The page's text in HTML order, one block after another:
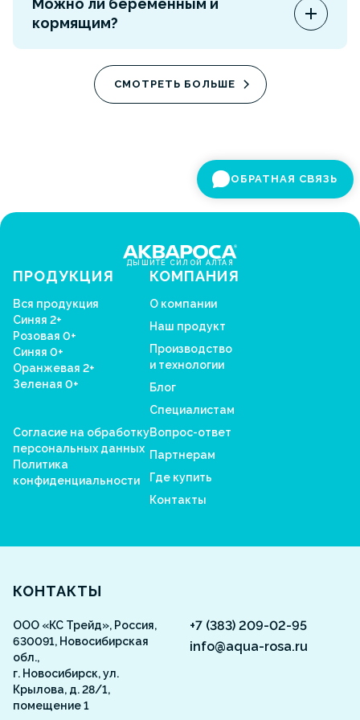
аллергены со слизистой. 0,9% подходит для
регулярного очищения, 2% — при заложенности
Можно ли беременным и
кормящим?
инструкцию к конкретному продукту. При
сомнениях лучше проконсультироваться со
СМОТРЕТЬ БОЛЬШЕ
ОБРАТНАЯ СВЯЗЬ
ДЫШИТЕ СИЛОЙ АЛТАЯ
ПРОДУКЦИЯ
Вся продукция
Синяя 2+
Розовая 0+
Синяя 0+
Оранжевая 2+
Зеленая 0+
Согласие на обработку
персональных данных
Политика
конфиденциальности
КОМПАНИЯ
О компании
Наш продукт
Производство
и технологии
Блог
Специалистам
Вопрос-ответ
Партнерам
Где купить
Контакты
Aquarosa
КОНТАКТЫ
ООО «КС Трейд», Россия,
630091, Новосибирская
обл.,
г. Новосибирск, ул.
Крылова, д. 28/1,
помещение 1
+7 (383) 209-02-95
info@aqua-rosa.ru